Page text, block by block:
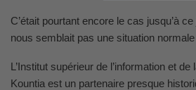
C’était pourtant encore le cas jusqu’à
nous semblait pas une situation
L’Institut supérieur de l’information et
Kountia est un partenaire presque